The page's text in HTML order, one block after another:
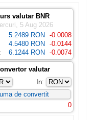
valutar BNR
5 Aug 2026
5.2489 RON
-0.0008
4.5480 RON
-0.0144
6.1244 RON -0.0074
valutar
In:
0